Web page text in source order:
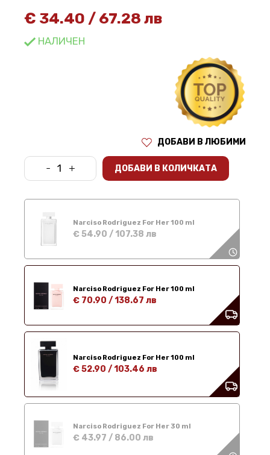
€ 34.40 / 67.28 лв
НАЛИЧЕН
ДОБАВИ В ЛЮБИМИ
- + ДОБАВИ В КОЛИЧКАТА
Narciso Rodriguez For Her 100 ml
€ 54.90 / 107.38 лв
Narciso Rodriguez For Her 100 ml
€ 70.90 /138.67 лв
Narciso Rodriguez For Her 100 ml
€ 52.90 /103.46 лв
Narciso Rodriguez For Her 30 ml
€ 43.97 / 86.00 лв